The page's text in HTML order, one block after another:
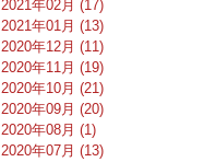
2021年02月 (17)
2021年01月 (13)
2020年12月 (11)
2020年11月 (19)
2020年10月 (21)
2020年09月 (20)
2020年08月 (1)
2020年07月 (13)